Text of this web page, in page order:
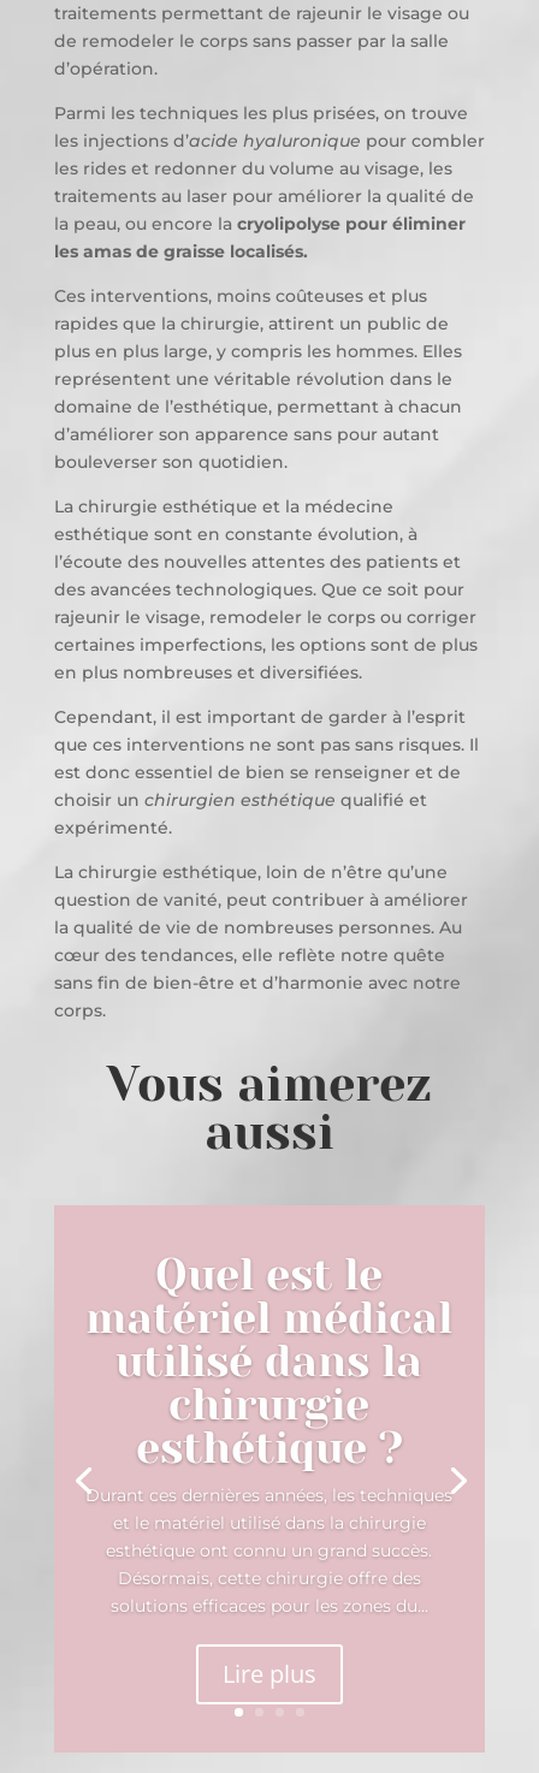
traitements permettant de rajeunir le visage ou
de remodeler le corps sans passer par la salle
d’opération.
Parmi les techniques les plus prisées, on trouve
les injections d’acide hyaluronique pour combler
les rides et redonner du volume au visage, les
traitements au laser pour améliorer la qualité de
la peau, ou encore la cryolipolyse pour éliminer
les amas de graisse localisés.
Ces interventions, moins coûteuses et plus
rapides que la chirurgie, attirent un public de
plus en plus large, y compris les hommes. Elles
représentent une véritable révolution dans le
domaine de l’esthétique, permettant à chacun
d’améliorer son apparence sans pour autant
bouleverser son quotidien.
La chirurgie esthétique et la médecine
esthétique sont en constante évolution, à
l’écoute des nouvelles attentes des patients et
des avancées technologiques. Que ce soit pour
rajeunir le visage, remodeler le corps ou corriger
certaines imperfections, les options sont de plus
en plus nombreuses et diversifiées.
Cependant, il est important de garder à l’esprit
que ces interventions ne sont pas sans risques. Il
est donc essentiel de bien se renseigner et de
choisir un chirurgien esthétique qualifié et
expérimenté.
La chirurgie esthétique, loin de n’être qu’une
question de vanité, peut contribuer à améliorer
la qualité de vie de nombreuses personnes. Au
cœur des tendances, elle reflète notre quête
sans fin de bien-être et d’harmonie avec notre
corps.
Vous aimerez
aussi
Quel est le
matériel médical
utilisé dans la
chirurgie
esthétique ?
Durant ces dernières années, les techniques
et le matériel utilisé dans la chirurgie
esthétique ont connu un grand succès.
Désormais, cette chirurgie offre des
solutions efficaces pour les zones du...
Lire plus